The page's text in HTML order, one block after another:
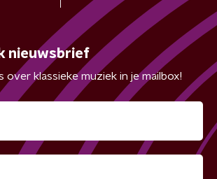
nieuwsbrief
over klassieke muziek in je mailbox!